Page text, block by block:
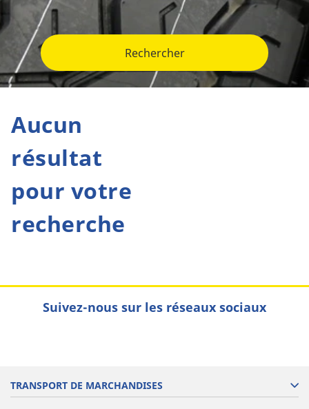
Rechercher
Aucun
résultat
pour votre
recherche
Suivez-nous sur les réseaux sociaux
TRANSPORT DE MARCHANDISES